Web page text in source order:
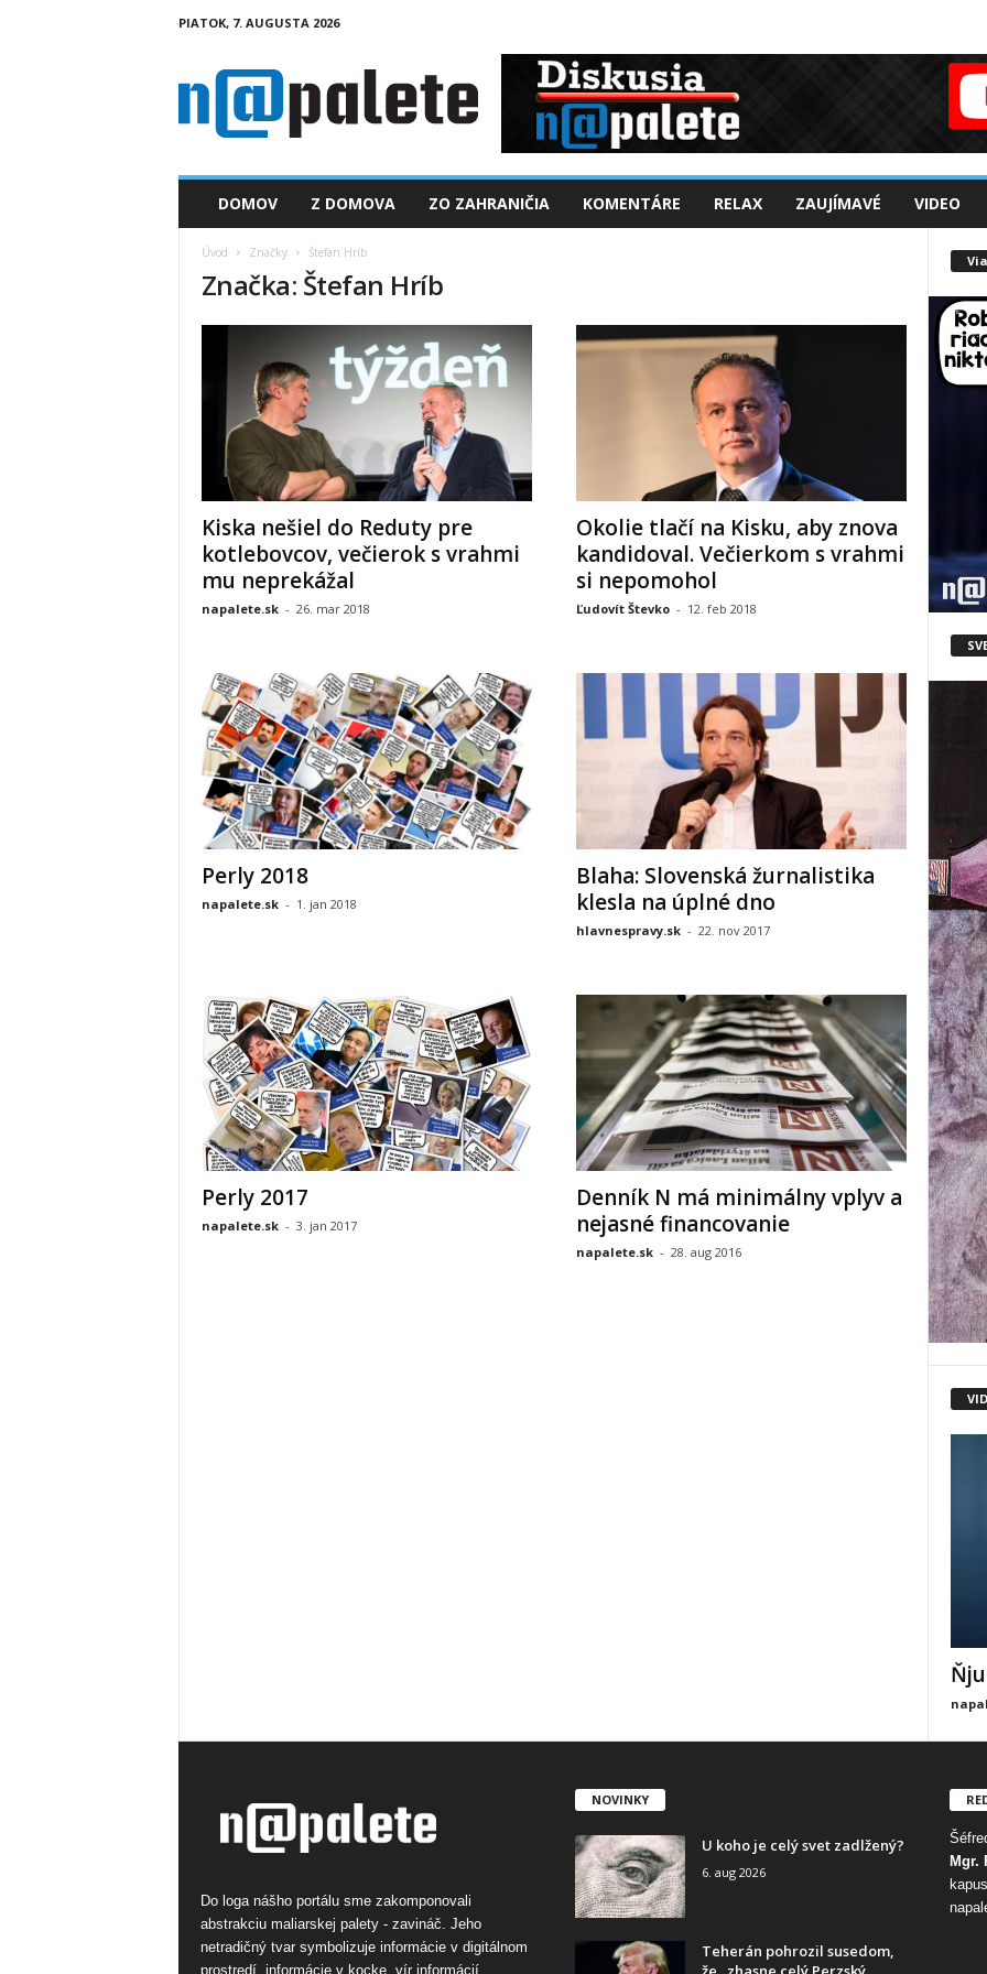
PIATOK, 7. AUGUSTA 2026
a
DOMOV Z DOMOVA ZO ZAHRANIČIA KOMENTÁRE RELAX ZAUJÍMAVÉ VIDEO
Úvod Značky Štefan Hríb
Značka: Štefan Hríb
Kiska nešiel do Reduty pre
kotlebovcov, večierok s vrahmi
mu neprekážal
napalete.sk - 26. mar 2018
Okolie tlačí na Kisku, aby znova
kandidoval. Večierkom s vrahmi
si nepomohol
Ľudovít Števko - 12. feb 2018
Perly 2018
napalete.sk - 1. jan 2018
Blaha: Slovenská žurnalistika
klesla na úplné dno
hlavnespravy.sk - 22. nov 2017
Perly 2017
napalete.sk - 3. jan 2017
Denník N má minimálny vplyv a
nejasné financovanie
napalete.sk - 28. aug 2016
Do loga nášho portálu sme zakomponovali
abstrakciu maliarskej palety - zavináč. Jeho
netradičný tvar symbolizuje informácie v digitálnom
prostredí, informácie v kocke, vír informácií.
NOVINKY
U koho je celý svet zadlžený?
6. aug 2026
Teherán pohrozil susedom,
Mgr.